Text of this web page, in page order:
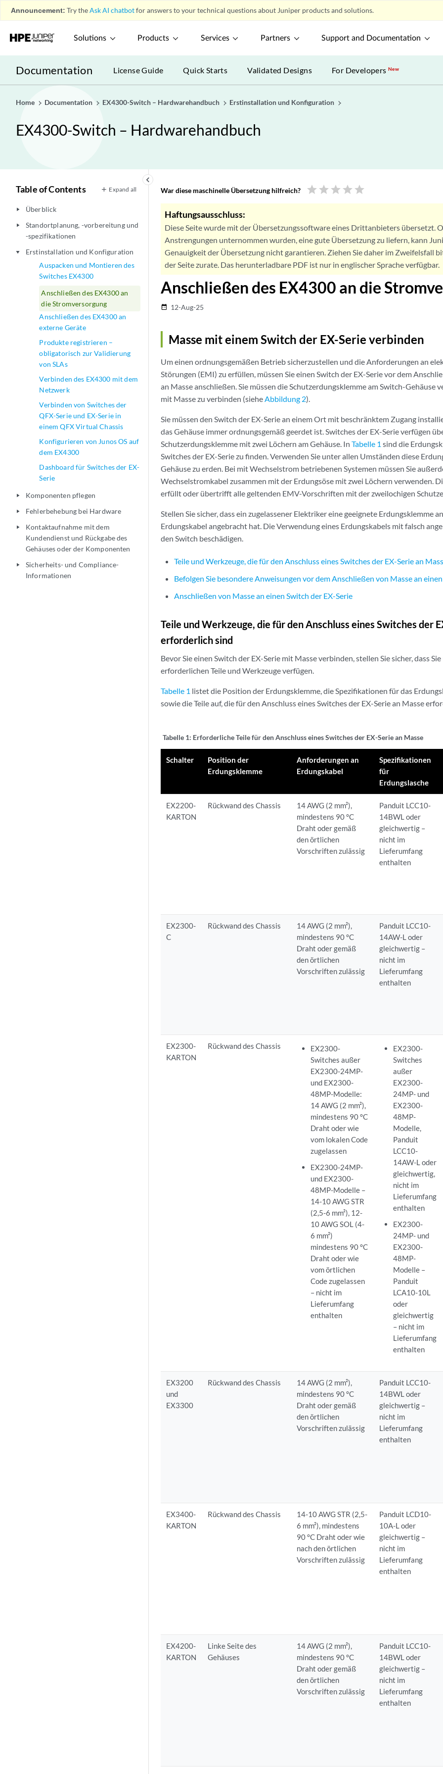
Announcement: Try theAsk AI chatbotfor answers to your technical questions about Juniper products and solutions.
Solutions Products Services Partners Support and Documentation
Documentation License Guide Quick Starts Validated Designs For DevelopersNew
Home Documentation EX4300-Switch – Hardwarehandbuch Erstinstallation und Konfiguration
EX4300-Switch – Hardwarehandbuch
keyboard_arrow_left
Table of Contents Expand all
play_arrow Überblick
play_arrow
Standortplanung, -vorbereitung und
-spezifikationen
play_arrow
Erstinstallation und Konfiguration
Auspacken und Montieren des
Switches EX4300
Anschließen des EX4300 an
die Stromversorgung
Anschließen des EX4300 an
externe Geräte
Produkte registrieren –
obligatorisch zur Validierung
von SLAs
Verbinden des EX4300 mit dem
Netzwerk
Verbinden von Switches der
QFX-Serie und EX-Serie in
einem QFX Virtual Chassis
Konfigurieren von Junos OS auf
dem EX4300
Dashboard für Switches der EX-
Serie
play_arrow Komponenten pflegen
play_arrow Fehlerbehebung bei Hardware
play_arrow
Kontaktaufnahme mit dem
Kundendienst und Rückgabe des
Gehäuses oder der Komponenten
play_arrow
Sicherheits- und Compliance-
Informationen
War diese maschinelle Übersetzung hilfreich? star star star star star
Haftungsausschluss:
Diese Seite wurde mit der Übersetzungssoftware eines Drittanbieters übersetzt.
Anstrengungen unternommen wurden, eine gute Übersetzung zu liefern, kann
Genauigkeit der Übersetzung nicht garantieren. Ziehen Sie daher im Zweifelsfall
der Seite zurate. Das herunterladbare PDF ist nur in englischer Sprache verfügbar.
Anschließen des EX4300 an die
date_range 12-Aug-25
Masse mit einem Switch der EX-Serie verbinden
Um einen ordnungsgemäßen Betrieb sicherzustellen und die Anforderungen an
Störungen (EMI) zu erfüllen, müssen Sie einen Switch der EX-Serie vor dem
an Masse anschließen. Sie müssen die Schutzerdungsklemme am Switch-Gehäuse
mit Masse zu verbinden (sieheAbbildung 2).
Sie müssen den Switch der EX-Serie an einem Ort mit beschränktem Zugang
das Gehäuse immer ordnungsgemäß geerdet ist. Switches der EX-Serie verfügen
Schutzerdungsklemme mit zwei Löchern am Gehäuse. In Tabelle 1 sind die
Switches der EX-Serie zu finden. Verwenden Sie unter allen Umständen diese
Gehäuse zu erden. Bei mit Wechselstrom betriebenen Systemen müssen Sie
Wechselstromkabel zusammen mit der Erdungsöse mit zwei Löchern verwenden.
erfüllt oder übertrifft alle geltenden EMV-Vorschriften mit der zweilochigen
Stellen Sie sicher, dass ein zugelassener Elektriker eine geeignete Erdungsklemme
Erdungskabel angebracht hat. Die Verwendung eines Erdungskabels mit falsch
den Switch beschädigen.
Teile und Werkzeuge, die für den Anschluss eines Switches der EX-Serie an
Befolgen Sie besondere Anweisungen vor dem Anschließen von Masse an
Anschließen von Masse an einen Switch der EX-Serie
Teile und Werkzeuge, die für den Anschluss eines Switches der
erforderlich sind
Bevor Sie einen Switch der EX-Serie mit Masse verbinden, stellen Sie sicher, dass
erforderlichen Teile und Werkzeuge verfügen.
Tabelle 1 listet die Position der Erdungsklemme, die Spezifikationen für das
sowie die Teile auf, die für den Anschluss eines Switches der EX-Serie an Masse
Tabelle 1: Erforderliche Teile für den Anschluss eines Switches der EX-Serie an Masse
Schalter
Position der
Erdungsklemme
Anforderungen an
Erdungskabel
Spezifikationen
für
Erdungslasche
EX2200-
KARTON
Rückwand des Chassis
14 AWG (2 mm²),
mindestens 90 °C
Draht oder gemäß
den örtlichen
Vorschriften zulässig
Panduit LCC10-
14BWL oder
gleichwertig –
nicht im
Lieferumfang
enthalten
EX2300-
C
Rückwand des Chassis
14 AWG (2 mm²),
mindestens 90 °C
Draht oder gemäß
den örtlichen
Vorschriften zulässig
Panduit LCC10-
14AW-L oder
gleichwertig –
nicht im
Lieferumfang
enthalten
EX2300-
KARTON
Rückwand des Chassis
EX2300-
Switches außer
EX2300-24MP-
und EX2300-
48MP-Modelle:
14 AWG (2 mm²),
mindestens 90 °C
Draht oder wie
vom lokalen Code
zugelassen
EX2300-24MP-
und EX2300-
48MP-Modelle –
14-10 AWG STR
(2,5-6 mm²), 12-
10 AWG SOL (4-
6 mm²)
mindestens 90 °C
Draht oder wie
vom örtlichen
Code zugelassen
– nicht im
Lieferumfang
enthalten
EX2300-
Switches
außer
EX2300-
24MP- und
EX2300-
48MP-
Modelle,
Panduit
LCC10-
14AW-L oder
gleichwertig,
nicht im
Lieferumfang
enthalten
EX2300-
24MP- und
EX2300-
48MP-
Modelle –
Panduit
LCA10-10L
oder
gleichwertig
– nicht im
Lieferumfang
enthalten
EX3200
und
EX3300
Rückwand des Chassis
14 AWG (2 mm²),
mindestens 90 °C
Draht oder gemäß
den örtlichen
Vorschriften zulässig
Panduit LCC10-
14BWL oder
gleichwertig –
nicht im
Lieferumfang
enthalten
EX3400-
KARTON
Rückwand des Chassis
14-10 AWG STR (2,5-
6 mm²), mindestens
90 °C Draht oder wie
nach den örtlichen
Vorschriften zulässig
Panduit LCD10-
10A-L oder
gleichwertig –
nicht im
Lieferumfang
enthalten
EX4200-
KARTON
Linke Seite des
Gehäuses
14 AWG (2 mm²),
mindestens 90 °C
Draht oder gemäß
den örtlichen
Vorschriften zulässig
Panduit LCC10-
14BWL oder
gleichwertig –
nicht im
Lieferumfang
enthalten